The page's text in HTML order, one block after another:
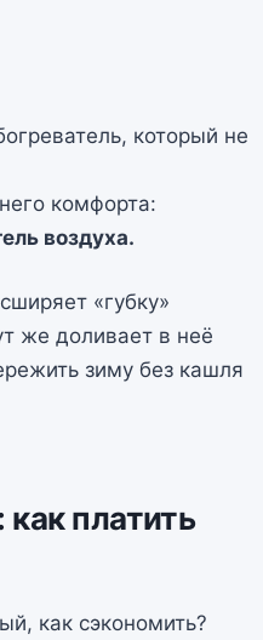
который не
комфорта:
воздуха.
«губку»
же доливает в неё
зиму без кашля
платить
как сэкономить?